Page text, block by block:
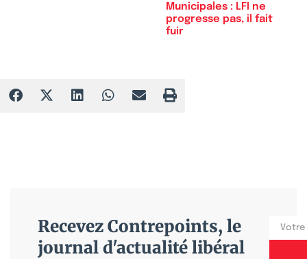
Municipales : LFI ne
progresse pas, il fait
fuir
Recevez Contrepoints, le
journal d'actualité libéral